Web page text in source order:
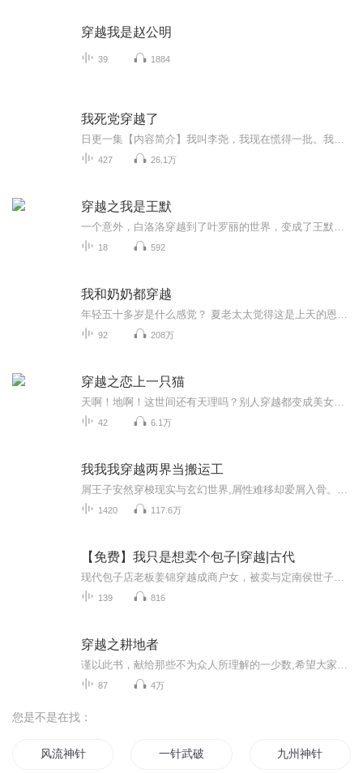
穿越我是赵公明
39 1884
我死党穿越了
427 26.1万
穿越之我是王默
18 592
我和奶奶都穿越
92 208万
穿越之恋上一只猫
42 6.1万
我我我穿越两界当搬运工
1420 117.6万
【免费】我只是想卖个包子|穿越|古代
139 816
穿越之耕地者
87 4万
您是不是在找：
风流神针 一针武破 九州神针